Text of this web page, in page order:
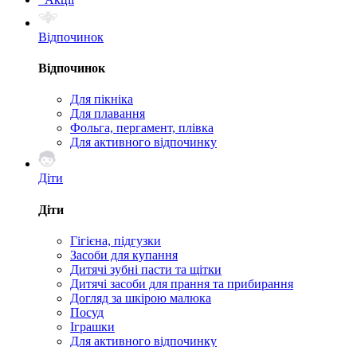
Відпочинок
Відпочинок
Для пікніка
Для плавання
Фольга, пергамент, плівка
Для активного відпочинку
Діти
Діти
Гігієна, підгузки
Засоби для купання
Дитячі зубні пасти та щітки
Дитячі засоби для прання та прибирання
Догляд за шкірою малюка
Посуд
Іграшки
Для активного відпочинку